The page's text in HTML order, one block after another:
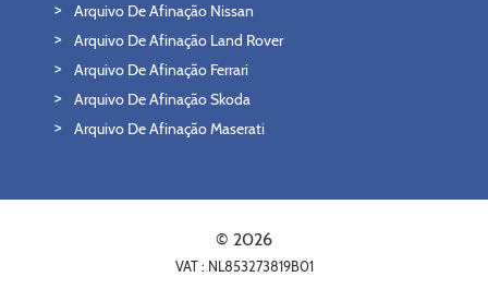
Arquivo De Afinação Nissan
Arquivo De Afinação Land Rover
Arquivo De Afinação Ferrari
Arquivo De Afinação Skoda
Arquivo De Afinação Maserati
© 2026
VAT : NL853273819B01